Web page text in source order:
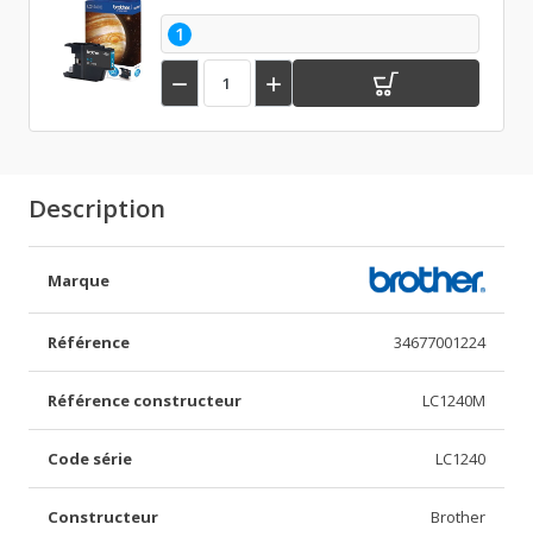
1
 
Description
Marque
Référence 34677001224
Référence constructeur LC1240M
Code série LC1240
Constructeur Brother